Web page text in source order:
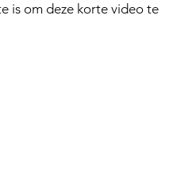
is om deze korte video te